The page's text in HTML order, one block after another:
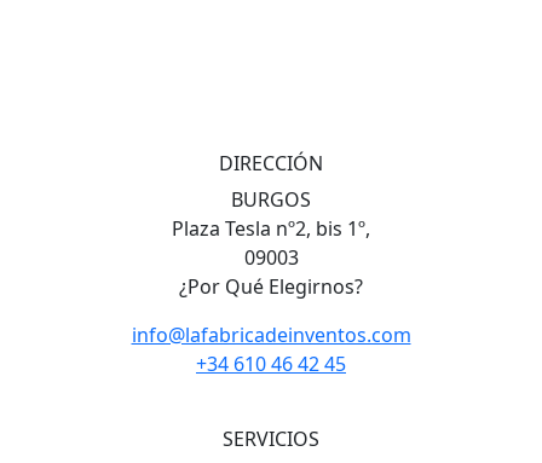
DIRECCIÓN
BURGOS
Plaza Tesla nº2, bis 1º,
09003
¿Por Qué Elegirnos?
info@lafabricadeinventos.com
+34 610 46 42 45
SERVICIOS